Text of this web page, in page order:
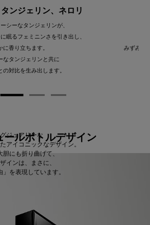
ンジェリン、ネロリ
シーなタンジェリンが、
眠るフェミニンさを引き出し、
に香り立ちます。
なタンジェリンと共に
の対比を生み出します。
みずみず
ールボトルデザイン
ジュアリーな
アイコニックなデザイン。
にも折り曲げて、
インは、まさに、
を表現しています。